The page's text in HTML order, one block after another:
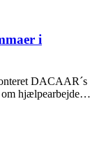
i
DACAAR´s
om hjælpearbejde…